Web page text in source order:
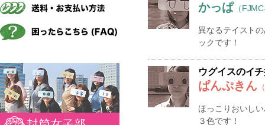
かっぱ （
異なるテイスト
ックです！
ウグイスのイ
ぱんぷきん
ほっこりおいし
３色です！